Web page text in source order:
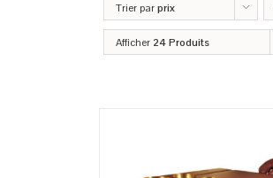
Trier parprix
Afficher 24 Produits